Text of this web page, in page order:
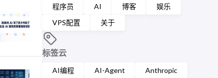
程序员 AI 博客
娱乐
VPS配置
关于
标签云
AI编程 AI-Agent
Anthropic